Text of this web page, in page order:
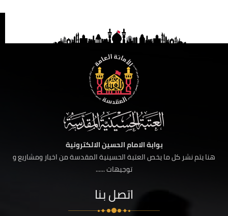
بوابة الامام الحسين الالكترونية
هنا يتم نشر كل ما يخص العتبة الحسينية المقدسة من اخبار ومشاريع و
توجيهات ......
اتصل بنا